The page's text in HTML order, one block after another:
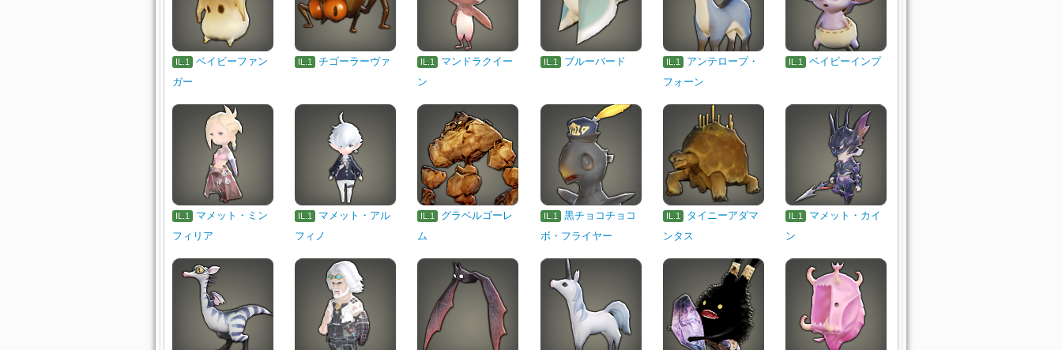
IL.1
ベイビーファン
ガー
IL.1 チゴーラーヴァ IL.1
マンドラクイー
ン
IL.1 ブルーバード IL.1
アンテロープ・
フォーン
IL.1 ベイビーインプ
IL.1
マメット・ミン
フィリア
IL.1
マメット・アル
フィノ
IL.1
グラベルゴーレ
ム
IL.1
黒チョコチョコ
ボ・フライヤー
IL.1
タイニーアダマ
ンタス
IL.1
マメット・カイ
ン